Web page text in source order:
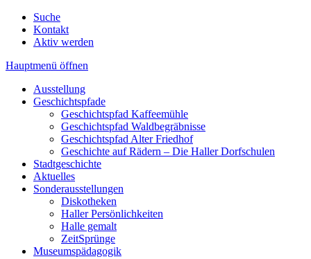
Suche
Kontakt
Aktiv werden
Hauptmenü öffnen
Ausstellung
Geschichtspfade
Geschichtspfad Kaffeemühle
Geschichtspfad Waldbegräbnisse
Geschichtspfad Alter Friedhof
Geschichte auf Rädern – Die Haller Dorfschulen
Stadtgeschichte
Aktuelles
Sonderausstellungen
Diskotheken
Haller Persönlichkeiten
Halle gemalt
ZeitSprünge
Museumspädagogik